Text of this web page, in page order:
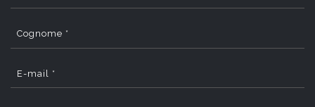
Cognome *
E-mail *